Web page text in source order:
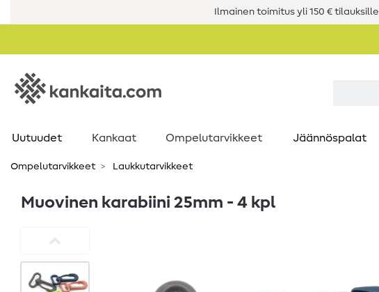
Ilmainen toimitus yli 150 € tilauksille
Uutuudet Kankaat Ompelutarvikkeet Jäännöspalat
Ompelutarvikkeet Laukkutarvikkeet
Muovinen karabiini 25mm - 4 kpl